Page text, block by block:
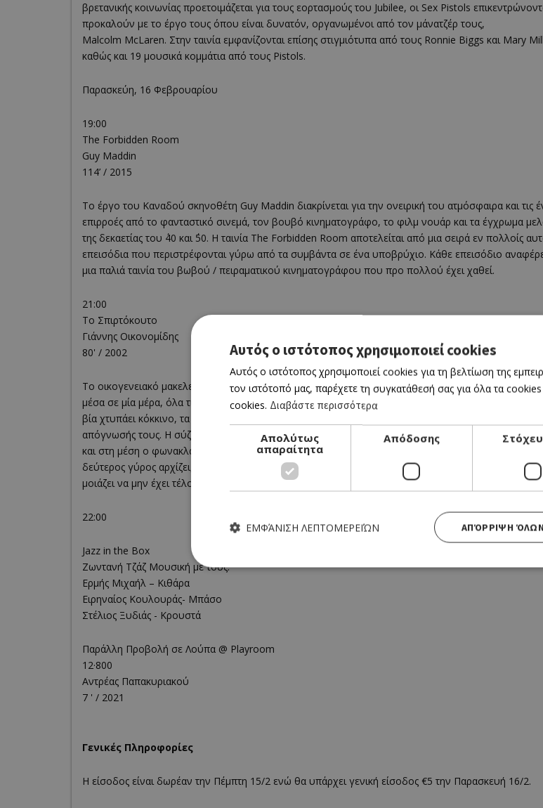
βρετανικής κοινωνίας προετοιμάζεται για τους εορτασμούς του Jubilee, οι Sex Pistols
προκαλούν με το έργο τους όπου είναι δυνατόν, οργανωμένοι από τον μάνατζέρ τους,
Malcolm McLaren. Στην ταινία εμφανίζονται επίσης στιγμιότυπα από τους Ronnie Biggs και Mary
καθώς και 19 μουσικά κομμάτια από τους Pistols.
Παρασκεύη, 16 Φεβρουαρίου
19:00
The Forbidden Room
Guy Maddin
114’ / 2015
Το έργο του Καναδού σκηνοθέτη Guy Maddin διακρίνεται για την ονειρική του ατμόσφαιρα και τις
επιρροές από το φανταστικό σινεμά, τον βουβό κινηματογράφο, το φιλμ νουάρ και τα έγχρωμα
της δεκαετίας του ΄40 και ΄50. Η ταινία The Forbidden Room αποτελείται από μια σειρά εν πολλοίς
επεισόδια που περιστρέφονται γύρω από τα συμβάντα σε ένα υποβρύχιο. Κάθε επεισόδιο
μια παλιά ταινία του βωβού / πειραματικού κινηματογράφου που προ πολλού έχει χαθεί.
21:00
Το Σπιρτόκουτο
Γιάννης Οικονομίδης
80' / 2002
Το οικογενειακό μακελειό με πρωταγωνιστή τον Δημήτρη, ιδιοκτήτη καφετέριας, δεν αργεί να
μέσα σε μία μέρα, όλα τινάζονται στον αέρα. Το διαμέρισμα στον Κορυδαλλό μετατρέπεται σε πεδίο
βία χτυπάει κόκκινο, τα πρόσωπα μπαινοβγαίνουν στο «Σπιρτόκουτο» με την υψηλή θερμοκρασία
απόγνωσής τους. Η σύζυγος, Μαρία, τα παιδιά-λουλούδια, το υπόλοιπο συγγενολόι, όλοι
και στη μέση ο φωνακλάς πάτερ φαμίλιας. Καθώς έρχεται η νύχτα, η «αγία ελληνική οικογένεια»
δεύτερος γύρος αρχίζει, η κτηνωδία σερβίρεται σε ακόμα μεγαλύτερες δόσεις και η πτώση του
μοιάζει να μην έχει τέλος.
22:00
Jazz in the Box
Ζωντανή Τζάζ Μουσική με τους:
Ερμής Μιχαήλ – Κιθάρα
Ειρηναίος Κουλουράς- Μπάσο
Στέλιος Ξυδιάς - Κρουστά
Παράλλη Προβολή σε Λούπα @ Playroom
12·800
Αντρέας Παπακυριακού
7 ' / 2021
Γενικές Πληροφορίες
Η είσοδος είναι δωρέαν την Πέμπτη 15/2 ενώ θα υπάρχει γενική είσοδος €5 την Παρασκευή 16/2.
Αυτός ο ιστότοπος χρησιμοποιεί cookies
Αυτός ο ιστότοπος χρησιμοποιεί cookies για τη βελτίωση της
τον ιστότοπό μας, παρέχετε τη συγκατάθεσή σας για όλα τα
cookies. Διαβάστε περισσότερα
Απολύτως
απαραίτητα
Απόδοσης
ΑΠΌΡΡΙΨΗ ΌΛΩΝ
ΕΜΦΆΝΙΣΗ ΛΕΠΤΟΜΕΡΕΙΏΝ
περιόδου